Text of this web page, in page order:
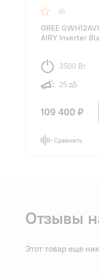
GREE
AIRY Inverter
3500 Вт
25 дБ
109 400 ₽
Сравнить
Отзывы
Этот товар еще